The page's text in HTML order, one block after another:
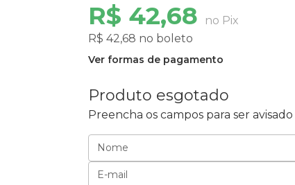
R$ 42,68
no Pix
R$ 42,68 no boleto
Ver formas de pagamento
Produto esgotado
Preencha os campos para ser